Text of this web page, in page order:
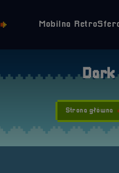
Mobilna
Dark
Strona główna